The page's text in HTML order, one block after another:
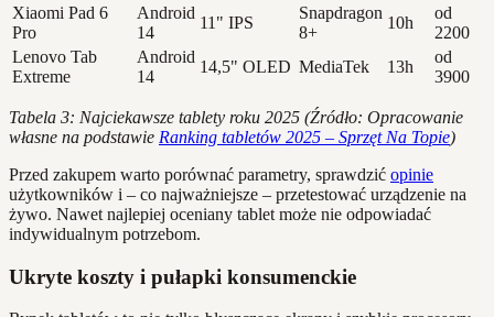
Xiaomi Pad 6
Pro
Android
14
11" IPS
Snapdragon
8+
10h
od
2200
Lenovo Tab
Extreme
Android
14
14,5" OLED MediaTek 13h
od
3900
Tabela 3: Najciekawsze tablety roku 2025 (Źródło: Opracowanie
własne na podstawie Ranking tabletów 2025 – Sprzęt Na Topie)
Przed zakupem warto porównać parametry, sprawdzić opinie
użytkowników i – co najważniejsze – przetestować urządzenie na
żywo. Nawet najlepiej oceniany tablet może nie odpowiadać
indywidualnym potrzebom.
Ukryte koszty i pułapki konsumenckie